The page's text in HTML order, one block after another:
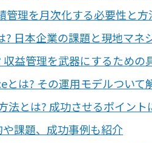
管理を月次化する必要性と方
日本企業の課題と現地マネ
益管理を武器にするための
とは? その運用モデルついて
法とは? 成功させるポイント
課題、成功事例も紹介